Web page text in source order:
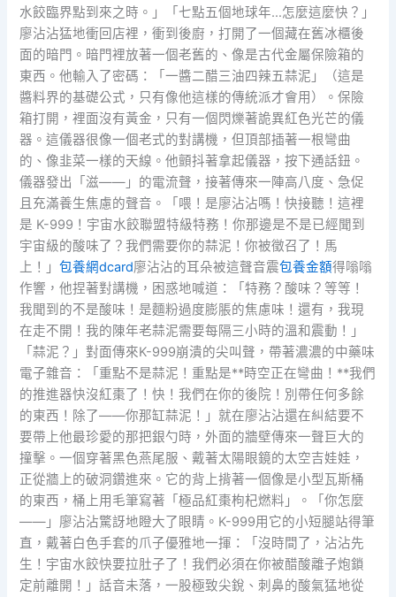
水餃臨界點到來之時。」「七點五個地球年…怎麼這麼快？」
廖沾沾猛地衝回店裡，衝到後廚，打開了一個藏在舊冰櫃後
面的暗門。暗門裡放著一個老舊的、像是古代金屬保險箱的
東西。他輸入了密碼：「一醬二醋三油四辣五蒜泥」（這是
醬料界的基礎公式，只有像他這樣的傳統派才會用）。保險
箱打開，裡面沒有黃金，只有一個閃爍著詭異紅色光芒的儀
器。這儀器很像一個老式的對講機，但頂部插著一根彎曲
的、像韭菜一樣的天線。他顫抖著拿起儀器，按下通話鈕。
儀器發出「滋——」的電流聲，接著傳來一陣高八度、急促
且充滿養生焦慮的聲音。「喂！是廖沾沾嗎！快接聽！這裡
是 K-999！宇宙水餃聯盟特級特務！你那邊是不是已經聞到
宇宙級的酸味了？我們需要你的蒜泥！你被徵召了！馬
上！」包養網dcard廖沾沾的耳朵被這聲音震包養金額得嗡嗡
作響，他捏著對講機，困惑地喊道：「特務？酸味？等等！
我聞到的不是酸味！是麵粉過度膨脹的焦慮味！還有，我現
在走不開！我的陳年老蒜泥需要每隔三小時的溫和震動！」
「蒜泥？」對面傳來K-999崩潰的尖叫聲，帶著濃濃的中藥味
電子雜音：「重點不是蒜泥！重點是**時空正在彎曲！**我們
的推進器快沒紅棗了！快！我們在你的後院！別帶任何多餘
的東西！除了——你那缸蒜泥！」就在廖沾沾還在糾結要不
要帶上他最珍愛的那把銀勺時，外面的牆壁傳來一聲巨大的
撞擊。一個穿著黑色燕尾服、戴著太陽眼鏡的太空吉娃娃，
正從牆上的破洞鑽進來。它的背上揹著一個像是小型瓦斯桶
的東西，桶上用毛筆寫著「極品紅棗枸杞燃料」。「你怎麼
——」廖沾沾驚訝地瞪大了眼睛。K-999用它的小短腿站得筆
直，戴著白色手套的爪子優雅地一揮：「沒時間了，沾沾先
生！宇宙水餃快要拉肚子了！我們必須在你被醋酸離子炮鎖
定前離開！」話音未落，一股極致尖銳、刺鼻的酸氣猛地從